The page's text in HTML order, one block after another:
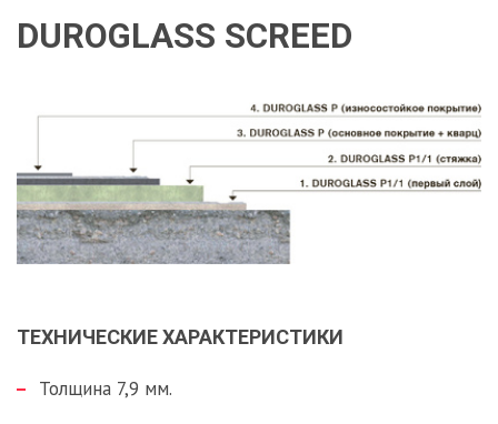
DUROGLASS SCREED
ТЕХНИЧЕСКИЕ ХАРАКТЕРИСТИКИ
Толщина 7,9 мм.